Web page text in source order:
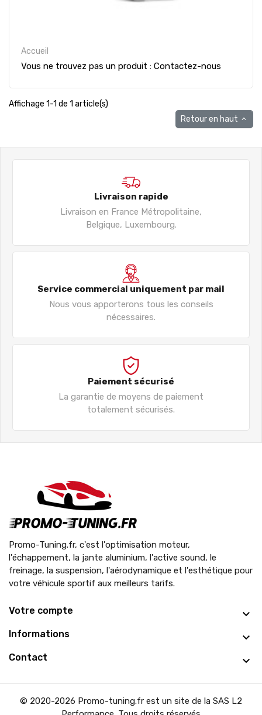
Accueil
Vous ne trouvez pas un produit : Contactez-nous
Affichage 1-1 de 1 article(s)
Retour en haut 
Livraison rapide
Livraison en France Métropolitaine,
Belgique, Luxembourg.
Service commercial uniquement par mail
Nous vous apporterons tous les conseils
nécessaires.
Paiement sécurisé
La garantie de moyens de paiement
totalement sécurisés.
Promo-Tuning.fr, c'est l'optimisation moteur,
l'échappement, la jante aluminium, l'active sound, le
freinage, la suspension, l'aérodynamique et l'esthétique pour
votre véhicule sportif aux meilleurs tarifs.
Votre compte
Informations
Contact
© 2020-2026 Promo-tuning.fr est un site de la SAS L2